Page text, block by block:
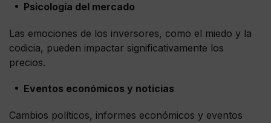
Psicología del mercado
Las emociones de los inversores, como el miedo y la
codicia, pueden impactar significativamente los
precios.
Eventos económicos y noticias
Cambios políticos, informes económicos y eventos